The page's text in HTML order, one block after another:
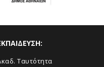
Ταυτότητα